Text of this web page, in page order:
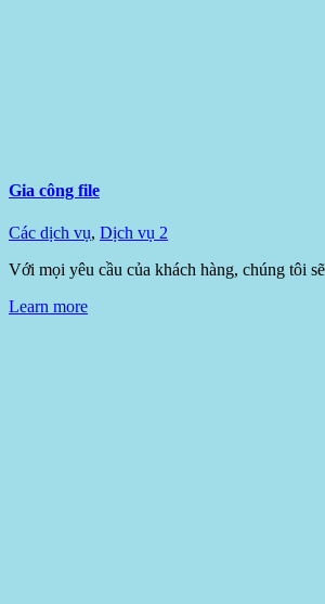
Gia công file
Các dịch vụ, Dịch vụ 2
Với mọi yêu cầu của khách hàng, chúng tôi
Learn more